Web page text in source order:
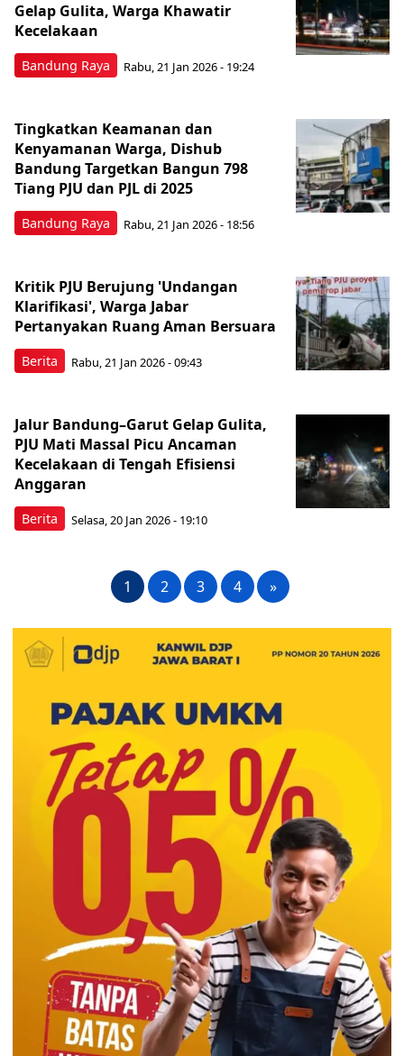
Bandung Raya
Gelap Gulita, Warga Khawatir
Kecelakaan
Rabu, 21 Jan 2026 - 19:24
Bandung Raya
Tingkatkan Keamanan dan
Kenyamanan Warga, Dishub
Bandung Targetkan Bangun 798
Tiang PJU dan PJL di 2025
Rabu, 21 Jan 2026 - 18:56
Berita
Kritik PJU Berujung 'Undangan
Klarifikasi', Warga Jabar
Pertanyakan Ruang Aman Bersuara
Rabu, 21 Jan 2026 - 09:43
Berita
Jalur Bandung–Garut Gelap Gulita,
PJU Mati Massal Picu Ancaman
Kecelakaan di Tengah Efisiensi
Anggaran
Selasa, 20 Jan 2026 - 19:10
1 2 3 4 »